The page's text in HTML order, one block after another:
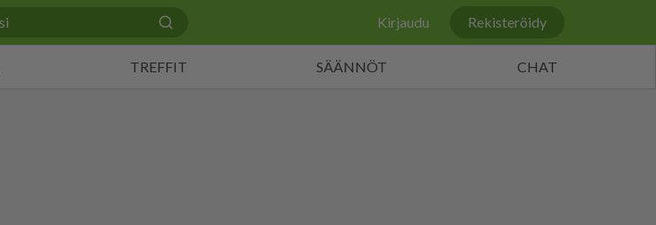
Kirjaudu Rekisteröidy
TREFFIT SÄÄNNÖT CHAT